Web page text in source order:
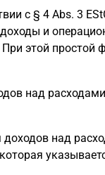
с § 4 Abs. 3
и
этой простой
над расходами
над